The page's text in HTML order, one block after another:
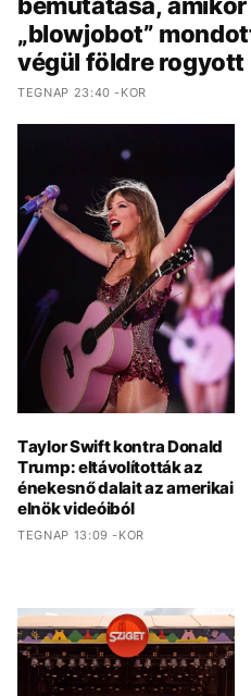
„blowjobot”
végül földre rogyott
TEGNAP 23:40 -KOR
Taylor Swift kontra Donald
Trump: eltávolították az
énekesnő dalait az amerikai
elnök videóiból
TEGNAP 13:09 -KOR